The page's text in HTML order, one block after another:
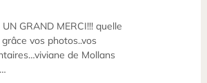
UN GRAND MERCI!!! quelle
vos photos..vos
de Mollans